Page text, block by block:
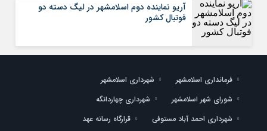
آریو نماینده دوم اسلامشهر در لیگ دسته دو
فوتبال کشور
فرمانداری اسلامشهر
شهرداری اسلامشهر
شورای شهر اسلامشهر
شهرداری چهاردانگه
شهرداری احمد آباد مستوفی
قرارگاه رسانه عهد